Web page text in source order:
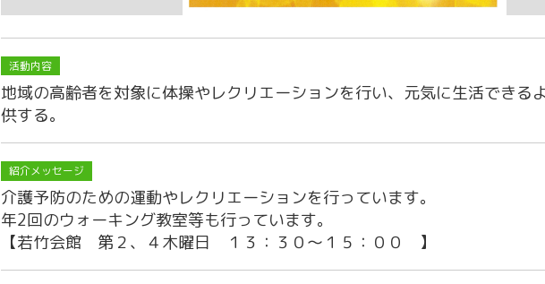
活動内容
地域の高齢者を対象に体操やレクリエーションを行い、元気に生活できる
供する。
紹介メッセージ
介護予防のための運動やレクリエーションを行っています。
年2回のウォーキング教室等も行っています。
【若竹会館 第２、４木曜日 １３：３０～１５：００ 】